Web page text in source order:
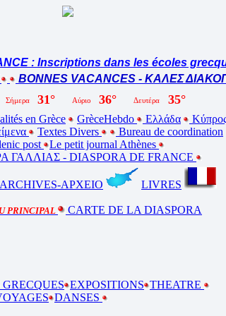
: Inscriptions dans les écoles grecques=
VACANCES - ΚΑΛΕΣ ΔΙΑΚΟΠΕΣ –
en Grèce GrèceHebdo Ελλάδα
Textes Divers
Bureau de coordination
post
Le petit journal Athènes
- DIASPORA DE FRANCE
ARCHIVES-ΑΡΧΕΙΟ
LIVRES
PRINCIPAL
CARTE DE LA DIASPORA
GRECQUES EXPOSITIONS THEATRE
DANSES